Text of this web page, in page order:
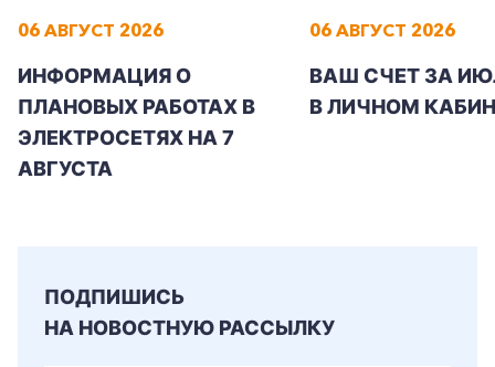
06 АВГУСТ 2026
ИНФОРМАЦИЯ О
ПЛАНОВЫХ РАБОТАХ В
ЭЛЕКТРОСЕТЯХ НА 7
АВГУСТА
06 АВГУСТ 2026
ВАШ СЧЕТ ЗА
В ЛИЧНОМ
ПОДПИШИСЬ
НА НОВОСТНУЮ РАССЫЛКУ